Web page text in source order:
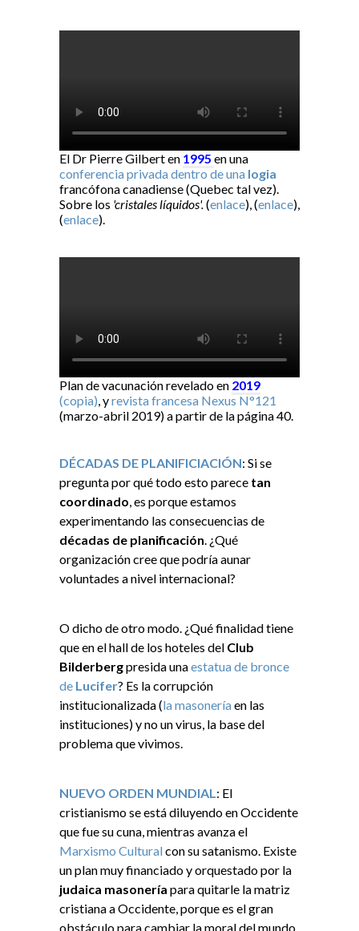
El Dr Pierre Gilbert en 1995 en una
conferencia privada dentro de una logia
francófona canadiense (Quebec tal vez).
Sobre los 'cristales líquidos'.(enlace), (enlace),
(enlace).
Plan de vacunación revelado en 2019
(copia), yrevista francesa Nexus N°121
(marzo-abril 2019) a partir de la página 40.
DÉCADAS DE PLANIFICIACIÓN: Si se
pregunta por qué todo esto parece tan
coordinado, es porque estamos
experimentando las consecuencias de
décadas de planificación. ¿Qué
organización cree que podría aunar
voluntades a nivel internacional?
O dicho de otro modo. ¿Qué finalidad tiene
que en el hall de los hoteles del Club
Bilderbergpresida unaestatua de bronce
de Lucifer? Es la corrupción
institucionalizada (la masoneríaen las
instituciones) y no un virus, la base del
problema que vivimos.
NUEVO ORDEN MUNDIAL: El
cristianismo se está diluyendo en Occidente
que fue su cuna, mientras avanza el
Marxismo Culturalcon su satanismo. Existe
un plan muy financiado y orquestado por la
judaica masonería para quitarle la matriz
cristiana a Occidente, porque es el gran
obstáculo para cambiar la moral del mundo,